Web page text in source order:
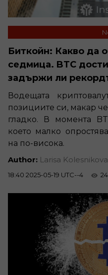
Биткойн: Какво да
седмица. BTC
задържи ли
Водещата
позициите си, макар
гладко. В момента
което малко
на по-висока.
Author: Larisa Kolesnikova
18:40 2025-05-19 UTC--4